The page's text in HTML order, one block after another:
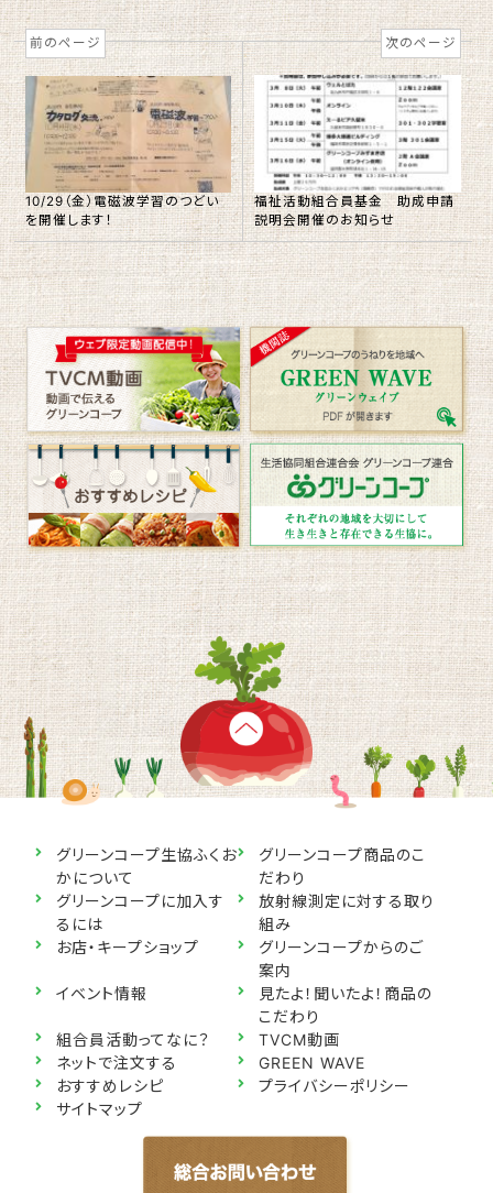
前のページ
10/29（金）電磁波学習のつどい
を開催します！
次のページ
福祉活動組合員基金 助成申請
説明会開催のお知らせ
グリーンコープ生協ふくお
かについて
グリーンコープ商品のこ
だわり
グリーンコープに加入す
るには
放射線測定に対する取り
組み
お店・キープショップ
グリーンコープからのご
案内
イベント情報
見たよ！聞いたよ！商品の
こだわり
組合員活動ってなに？
TVCM動画
ネットで注文する
GREEN WAVE
おすすめレシピ
プライバシーポリシー
サイトマップ